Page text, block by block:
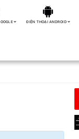
ĐIỆN THOẠI ANDROID